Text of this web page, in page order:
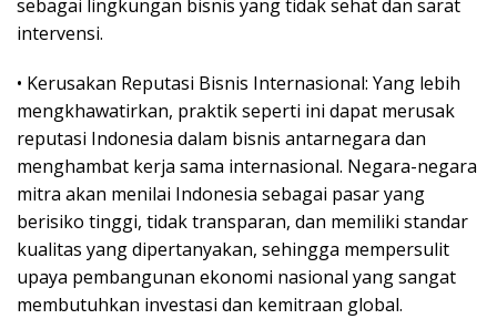
sebagai lingkungan bisnis yang tidak sehat dan sarat
intervensi.
• Kerusakan Reputasi Bisnis Internasional: Yang lebih
mengkhawatirkan, praktik seperti ini dapat merusak
reputasi Indonesia dalam bisnis antarnegara dan
menghambat kerja sama internasional. Negara-negara
mitra akan menilai Indonesia sebagai pasar yang
berisiko tinggi, tidak transparan, dan memiliki standar
kualitas yang dipertanyakan, sehingga mempersulit
upaya pembangunan ekonomi nasional yang sangat
membutuhkan investasi dan kemitraan global.